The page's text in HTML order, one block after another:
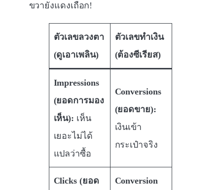
ขวายังแดงเถือก!
ตัวเลขลวงตา
(ดูเอาเพลิน)
ตัวเลขทำเงิน
(ต้องซีเรียส)
Impressions
(ยอดการมอง
เห็น): เห็น
เยอะไม่ได้
แปลว่าซื้อ
Conversions
(ยอดขาย):
เงินเข้า
กระเป๋าจริง
Clicks (ยอด
Conversion